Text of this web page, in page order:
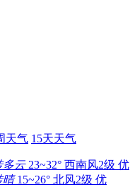
天气 15天天气
多云 23~32° 西南风2级 优
晴 15~26° 北风2级 优